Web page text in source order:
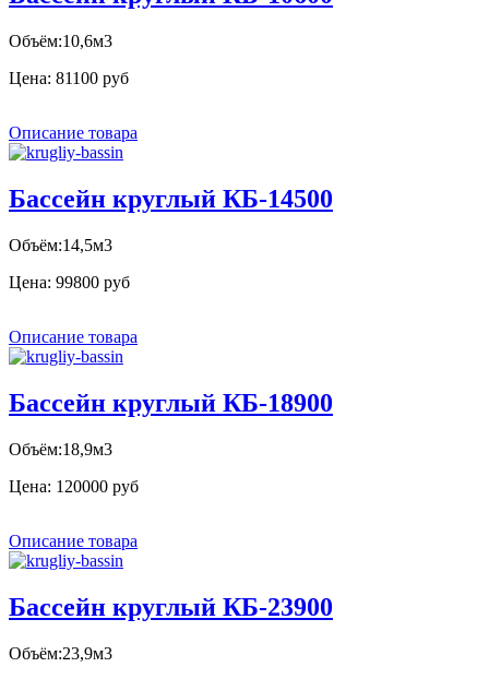
Объём:10,6м3
Цена: 81100 руб
Описание товара
Бассейн круглый КБ-14500
Объём:14,5м3
Цена: 99800 руб
Описание товара
Бассейн круглый КБ-18900
Объём:18,9м3
Цена: 120000 руб
Описание товара
Бассейн круглый КБ-23900
Объём:23,9м3